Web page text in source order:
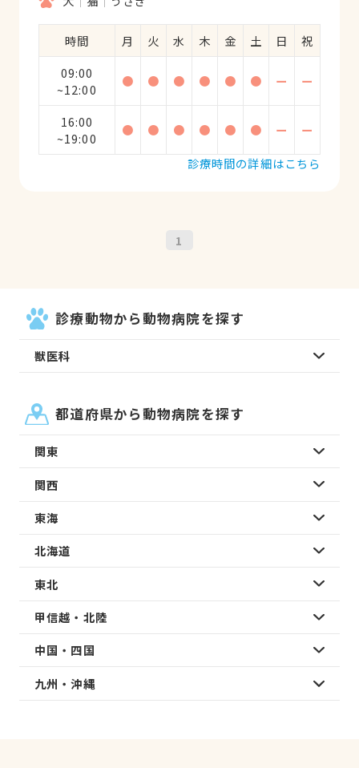
時間 月 火 水 木 金 土 日
祝
09:00
~12:00
● ● ● ● ● ● ー ー
16:00
~19:00
● ● ● ● ● ● ー
ー
診療時間の詳細はこちら
1
診療動物から動物病院を探す
獣医科
都道府県から動物病院を探す
関東
関西
東海
北海道
東北
甲信越・北陸
中国・四国
九州・沖縄